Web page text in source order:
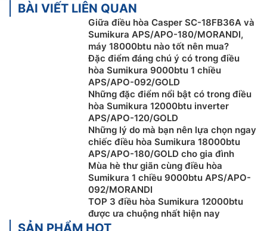
BÀI VIẾT LIÊN QUAN
Giữa điều hòa Casper SC-18FB36A và
Sumikura APS/APO-180/MORANDI,
máy 18000btu nào tốt nên mua?
Đặc điểm đáng chú ý có trong điều
hòa Sumikura 9000btu 1 chiều
APS/APO-092/GOLD
Những đặc điểm nổi bật có trong điều
hòa Sumikura 12000btu inverter
APS/APO-120/GOLD
Những lý do mà bạn nên lựa chọn ngay
chiếc điều hòa Sumikura 18000btu
APS/APO-180/GOLD cho gia đình
Mùa hè thư giãn cùng điều hòa
Sumikura 1 chiều 9000btu APS/APO-
092/MORANDI
TOP 3 điều hòa Sumikura 12000btu
được ưa chuộng nhất hiện nay
SẢN PHẨM HOT